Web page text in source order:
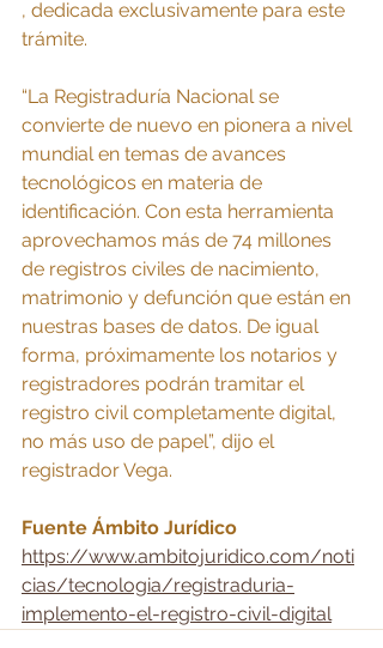
, dedicada exclusivamente para este
trámite.
“La Registraduría Nacional se
convierte de nuevo en pionera a nivel
mundial en temas de avances
tecnológicos en materia de
identificación. Con esta herramienta
aprovechamos más de 74 millones
de registros civiles de nacimiento,
matrimonio y defunción que están en
nuestras bases de datos. De igual
forma, próximamente los notarios y
registradores podrán tramitar el
registro civil completamente digital,
no más uso de papel”, dijo el
registrador Vega.
Fuente Ámbito Jurídico
https://www.ambitojuridico.com/noti
cias/tecnologia/registraduria-
implemento-el-registro-civil-digital